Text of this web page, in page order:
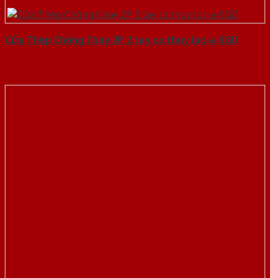
Cửa Thép Chống Cháy 2P 2 tay co thuy luc-a-SGD